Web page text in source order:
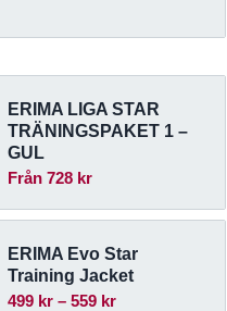
till
ERIMA LIGA STAR
TRÄNINGSPAKET 1 –
GUL
Från728 kr
ERIMA Evo Star
Training Jacket
499 kr – 559 krPrisintervall: